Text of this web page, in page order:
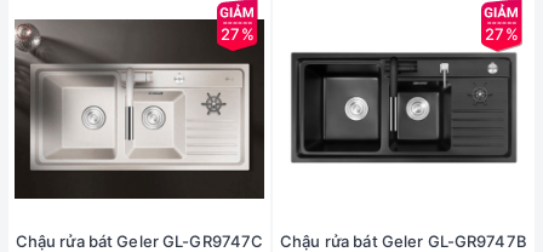
27%
Chậu rửa bát Geler GL-GR9747C
27%
Chậu rửa bát Geler GL-GR9747B